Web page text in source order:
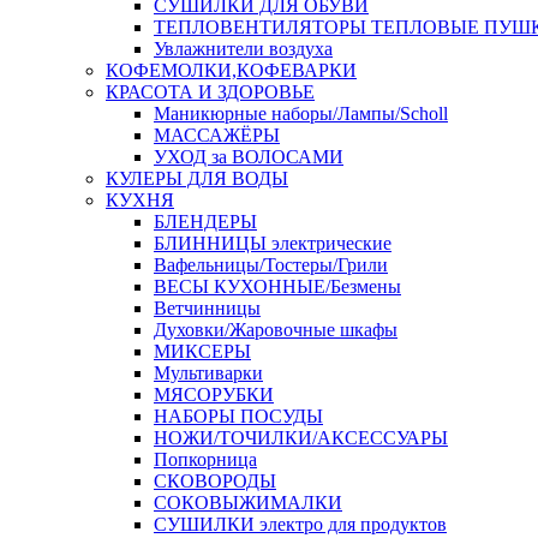
СУШИЛКИ ДЛЯ ОБУВИ
ТЕПЛОВЕНТИЛЯТОРЫ ТЕПЛОВЫЕ
Увлажнители воздуха
КОФЕМОЛКИ,КОФЕВАРКИ
КРАСОТА И ЗДОРОВЬЕ
Маникюрные наборы/Лампы/Scholl
МАССАЖЁРЫ
УХОД за ВОЛОСАМИ
КУЛЕРЫ ДЛЯ ВОДЫ
КУХНЯ
БЛЕНДЕРЫ
БЛИННИЦЫ электрические
Вафельницы/Тостеры/Грили
ВЕСЫ КУХОННЫЕ/Безмены
Ветчинницы
Духовки/Жаровочные шкафы
МИКСЕРЫ
Мультиварки
МЯСОРУБКИ
НАБОРЫ ПОСУДЫ
НОЖИ/ТОЧИЛКИ/АКСЕССУАРЫ
Попкорница
СКОВОРОДЫ
СОКОВЫЖИМАЛКИ
СУШИЛКИ электро для продуктов